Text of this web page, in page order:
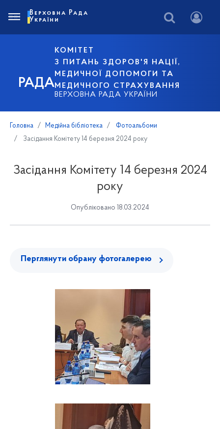
РАДА
КОМІТЕТ
З ПИТАНЬ ЗДОРОВ'Я НАЦІЇ,
МЕДИЧНОЇ ДОПОМОГИ ТА
МЕДИЧНОГО СТРАХУВАННЯ
ВЕРХОВНА РАДА УКРАЇНИ
Верховна Рада
України
Головна Медійна бібліотека
Фотоальбоми
Засідання Комітету 14 березня 2024 року
Засідання Комітету 14 березня 2024
року
Опубліковано 18.03.2024
Перглянути обрану фотогалерею